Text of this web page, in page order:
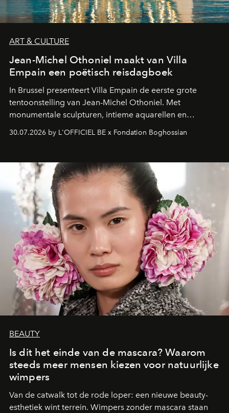
ART & CULTURE
Jean-Michel Othoniel maakt van Villa
Empain een poëtisch reisdagboek
In Brussel presenteert Villa Empain de eerste grote
tentoonstelling van Jean-Michel Othoniel. Met
monumentale sculpturen, intieme aquarellen en
fonkelend Murano-glas creëert de Franse kunstenaar
een emotionele reis waarin elk werk de herinnering
moment van verwondering.
30.07.2026 by L'OFFICIEL BE x Fondation Boghossian
BEAUTY
Is dit het einde van de mascara? Waarom
steeds meer mensen kiezen voor natuurlijke
wimpers
Van de catwalk tot de rode loper: een nieuwe beauty-
esthetiek wint terrein. Wimpers zonder mascara staan